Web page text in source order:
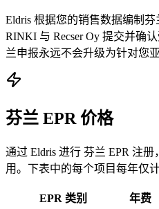
Eldris 根据您的销售数据编制芬
RINKI 与 Recser Oy 提交并
兰申报永远不会升级为针对您
芬兰 EPR 价格
通过 Eldris 进行 芬兰 EPR 注册
用。下表中的每个项目每年仅
EPR 类别 年费